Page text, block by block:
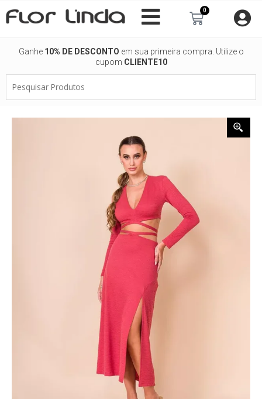
para
0
Carrinho
Ganhe 10% DE DESCONTO em sua primeira compra. Utilize o
cupom CLIENTE10
Produtos